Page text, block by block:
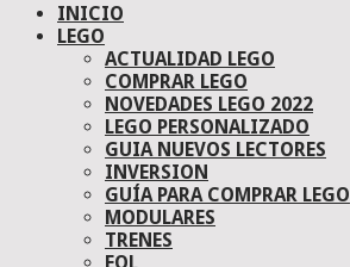
INICIO
LEGO
ACTUALIDAD LEGO
COMPRAR LEGO
NOVEDADES LEGO 2022
LEGO PERSONALIZADO
GUIA NUEVOS LECTORES
INVERSION
GUÍA PARA COMPRAR LEGO
MODULARES
TRENES